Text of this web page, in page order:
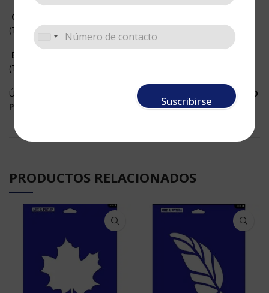
Suscribirse
CENEFAS
(Tamaño 11 x 33 cm)
BORDES
(Tamaño 5,5 x 33 cm)
Úsalos fijándolos a cualquier superficie con nuestro <
ADHESIVO
PARA STENCIL>
PRODUCTOS RELACIONADOS